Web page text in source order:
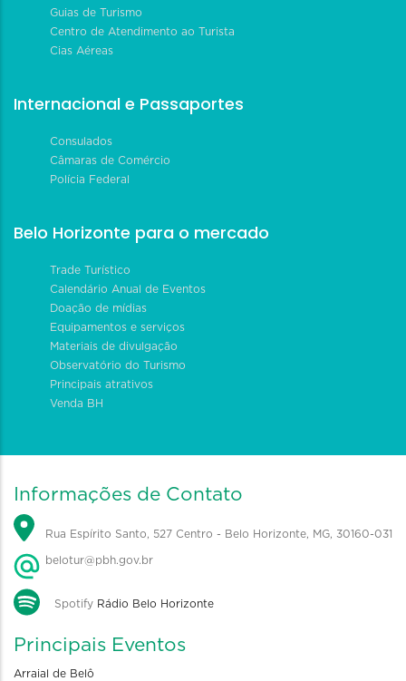
Guias de Turismo
Centro de Atendimento ao Turista
Cias Aéreas
Internacional e Passaportes
Consulados
Câmaras de Comércio
Polícia Federal
Belo Horizonte para o mercado
Trade Turístico
Calendário Anual de Eventos
Doação de mídias
Equipamentos e serviços
Materiais de divulgação
Observatório do Turismo
Principais atrativos
Venda BH
Informações de Contato
Rua Espírito Santo, 527 Centro - Belo Horizonte, MG, 30160-031
belotur@pbh.gov.br
Spotify Rádio Belo Horizonte
Principais Eventos
Arraial de Belô